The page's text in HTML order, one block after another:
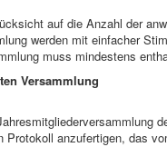
auf die Anzahl der
werden mit einfacher
muss mindestens
Versammlung
Protokoll anzufertigen, das